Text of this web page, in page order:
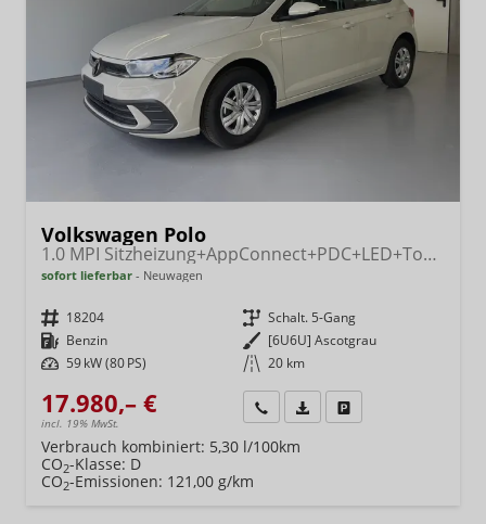
Volkswagen Polo
1.0 MPI Sitzheizung+AppConnect+PDC+LED+Touch+Lichtsensor+MultiLenkrad
sofort lieferbar Neuwagen
Fahrzeugnr. 18204 Getriebe Schalt. 5-Gang
Kraftstoff Benzin Außenfarbe [6U6U] Ascotgrau
Leistung 59 kW (80 PS) Kilometerstand 20 km
17.980,– €
incl. 19% MwSt.
Wir rufen Sie anFahrzeugexposé (PDF)
Verbrauch kombiniert: 5,30 l/100km
CO2-Klasse: D
CO2-Emissionen: 121,00 g/km